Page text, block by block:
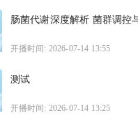
肠菌代谢深度解析 菌群调控
开播时间: 2026-07-14 13:55
测试
开播时间: 2026-07-14 13:25